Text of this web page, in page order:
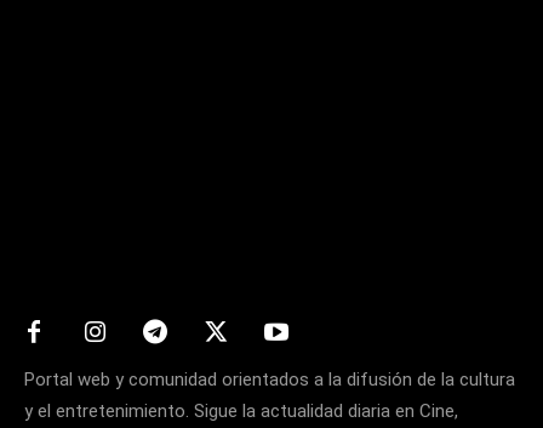
Portal web y comunidad orientados a la difusión de la cultura
y el entretenimiento. Sigue la actualidad diaria en Cine,